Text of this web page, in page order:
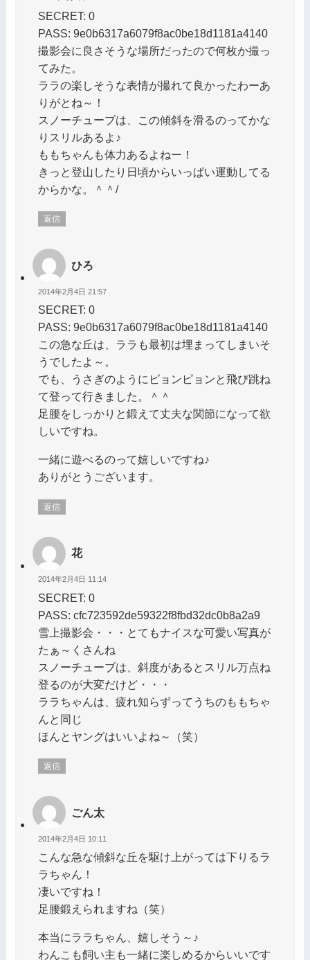
SECRET: 0
PASS: 9e0b6317a6079f8ac0be18d1181a4140
撮影会に良さそうな場所だったので何枚か撮っ
てみた。
ララの楽しそうな表情が撮れて良かったわーあ
りがとね～！
スノーチューブは、この傾斜を滑るのってかな
りスリルあるよ♪
ももちゃんも体力あるよねー！
きっと登山したり日頃からいっぱい運動してる
からかな。＾＾/
返信
ひろ
2014年2月4日 21:57
SECRET: 0
PASS: 9e0b6317a6079f8ac0be18d1181a4140
この急な丘は、ララも最初は埋まってしまいそ
うでしたよ～。
でも、うさぎのようにピョンピョンと飛び跳ね
て登って行きました。＾＾
足腰をしっかりと鍛えて丈夫な関節になって欲
しいですね。
一緒に遊べるのって嬉しいですね♪
ありがとうございます。
返信
花
2014年2月4日 11:14
SECRET: 0
PASS: cfc723592de59322f8fbd32dc0b8a2a9
雪上撮影会・・・とてもナイスな可愛い写真が
たぁ～くさんね
スノーチューブは、斜度があるとスリル万点ね
登るのが大変だけど・・・
ララちゃんは、疲れ知らずってうちのももちゃ
んと同じ
ほんとヤングはいいよね～（笑）
返信
ごん太
2014年2月4日 10:11
こんな急な傾斜な丘を駆け上がっては下りるラ
ラちゃん！
凄いですね！
足腰鍛えられますね（笑）
本当にララちゃん、嬉しそう～♪
わんこも飼い主も一緒に楽しめるからいいです